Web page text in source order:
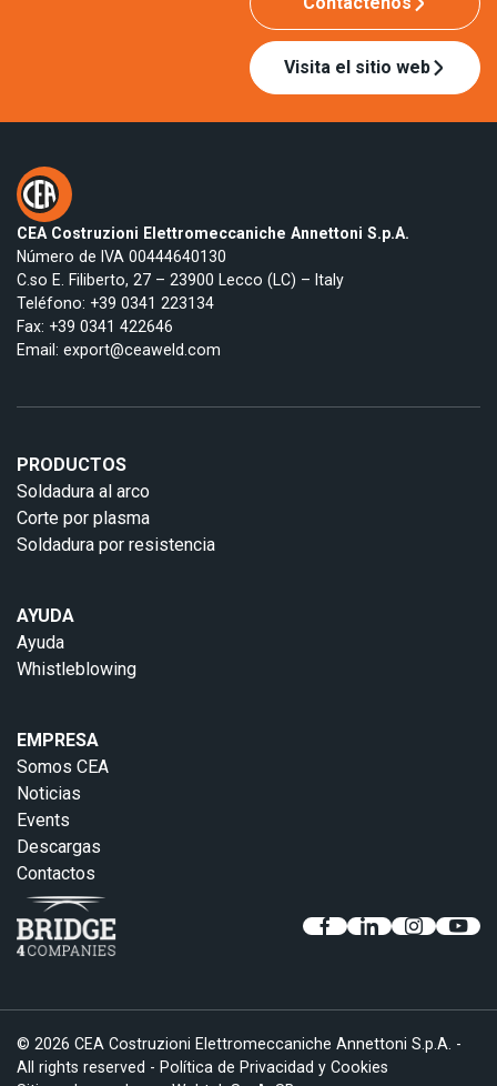
Visita el sitio web
CEA Costruzioni Elettromeccaniche Annettoni S.p.A.
Número de IVA 00444640130
C.so E. Filiberto, 27 – 23900 Lecco (LC) – Italy
Teléfono: +39 0341 223134
Fax: +39 0341 422646
Email: export@ceaweld.com
PRODUCTOS
Soldadura al arco
Corte por plasma
Soldadura por resistencia
AYUDA
Ayuda
Whistleblowing
EMPRESA
Somos CEA
Noticias
Events
Descargas
Contactos
© 2026 CEA Costruzioni Elettromeccaniche Annettoni S.p.A. -
All rights reserved - Política de Privacidad y Cookies